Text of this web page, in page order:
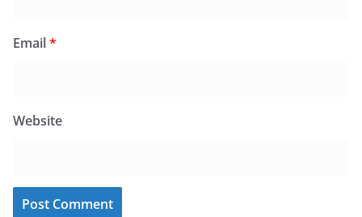
Email*
Website